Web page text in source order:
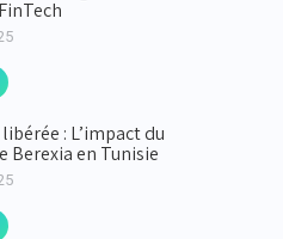
: L’impact du
Berexia en Tunisie